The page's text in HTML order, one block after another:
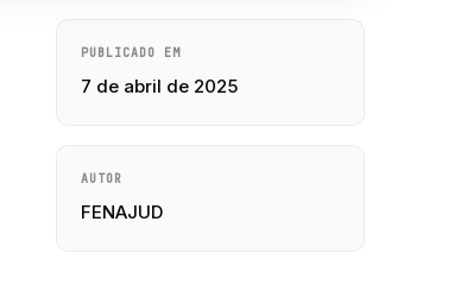
PUBLICADO EM
7 de abril de 2025
AUTOR
FENAJUD